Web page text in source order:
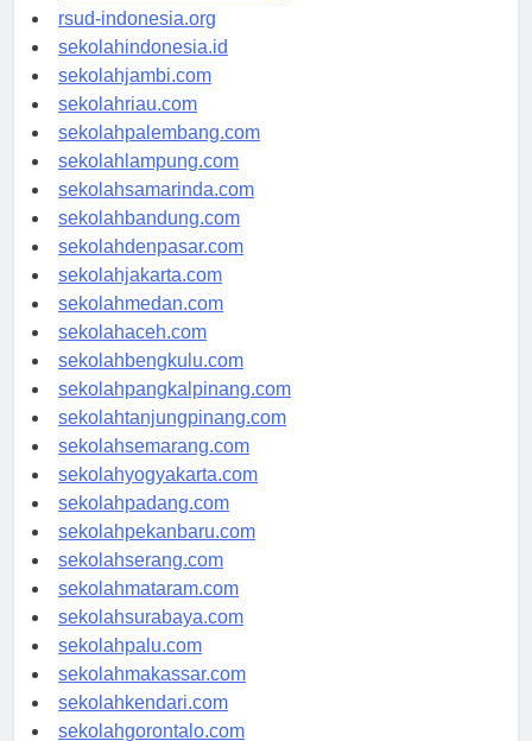
rsudkisaran-asahankab.org
rsud-indonesia.org
sekolahindonesia.id
sekolahjambi.com
sekolahriau.com
sekolahpalembang.com
sekolahlampung.com
sekolahsamarinda.com
sekolahbandung.com
sekolahdenpasar.com
sekolahjakarta.com
sekolahmedan.com
sekolahaceh.com
sekolahbengkulu.com
sekolahpangkalpinang.com
sekolahtanjungpinang.com
sekolahsemarang.com
sekolahyogyakarta.com
sekolahpadang.com
sekolahpekanbaru.com
sekolahserang.com
sekolahmataram.com
sekolahsurabaya.com
sekolahpalu.com
sekolahmakassar.com
sekolahkendari.com